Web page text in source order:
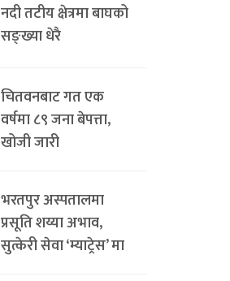
नदी तटीय क्षेत्रमा बाघको
सङ्ख्या धेरै
चितवनबाट गत एक
वर्षमा ८९ जना बेपत्ता,
खोजी जारी
भरतपुर अस्पतालमा
प्रसूति शय्या अभाव,
सुत्केरी सेवा ‘म्याट्रेस’ मा